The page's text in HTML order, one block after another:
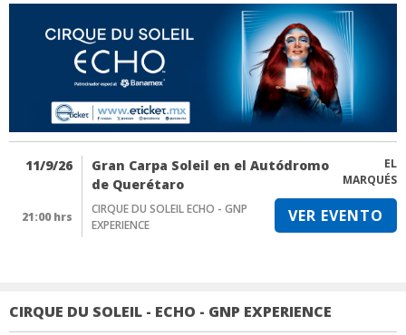
11/9/26
Gran Carpa Soleil en el Autódromo
de Querétaro
EL
MARQUÉS
21:00 hrs
CIRQUE DU SOLEIL ECHO - GNP
EXPERIENCE
VER EVENTO
CIRQUE DU SOLEIL - ECHO - GNP EXPERIENCE